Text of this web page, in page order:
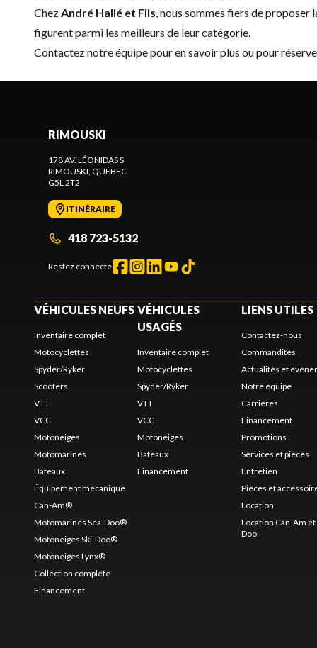
Chez André Hallé et Fils , nous sommes fiers de
figurent parmi les meilleurs de leur catégorie.
Contactez notre équipepour en savoir plus ou pour
RIMOUSKI
178 AV. LÉONIDAS S
RIMOUSKI , QUÉBEC
G5L 2T2
ITINÉRAIRE
418 723-5132
Restez connecté
VÉHICULES NEUFS
Inventaire complet
Motocyclettes
Spyder/Ryker
Scooters
VTT
VCC
Motoneiges
Motomarines
Bateaux
Équipement mécanique
Can-Am®
Motomarines Sea-Doo®
Motoneiges Ski-Doo®
Motoneiges Lynx®
Collection complète
Financement
VÉHICULES
USAGÉS
Inventaire complet
Motocyclettes
Spyder/Ryker
VTT
VCC
Motoneiges
Bateaux
Financement
LIENS UTILES
Contactez-nous
Commandites
Actualités et
Notre équipe
Carrières
Financement
Promotions
Services et pièces
Entretien
Pièces et
Location
Location Can-Am et
Doo